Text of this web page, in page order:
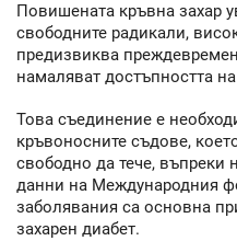
Повишената кръвна захар
свободните радикали,
предизвиква
намаляват достъпността
Това съединение е
кръвоносните съдове,
свободно да тече, въпреки
данни на Международния
заболявания са основна
захарен диабет.